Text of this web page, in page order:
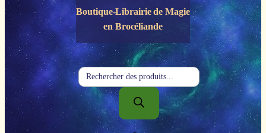
Boutique-Librairie deMagie
en Brocéliande
Recherche
de
produits